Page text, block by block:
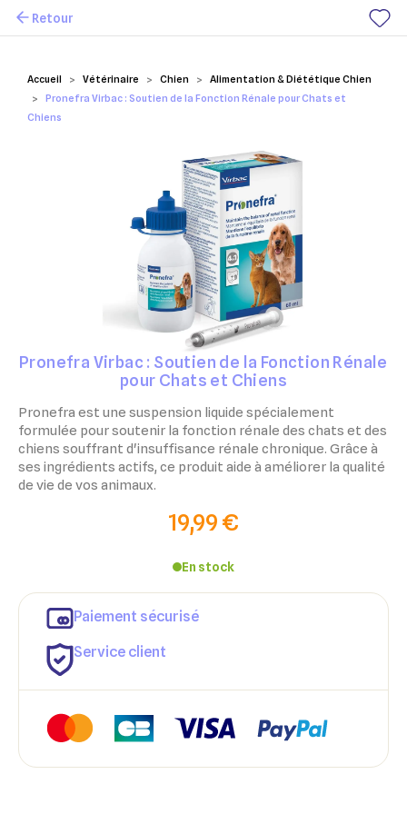
Mes favoris
Accueil Vétérinaire Chien
Alimentation & Diététique Chien
Pronefra Virbac : Soutien de la Fonction Rénale pour Chats et
Chiens
Retour
Pronefra Virbac : Soutien de la Fonction Rénale
pour Chats et Chiens
Pronefra est une suspension liquide spécialement
formulée pour soutenir la fonction rénale des chats et des
chiens souffrant d'insuffisance rénale chronique. Grâce à
ses ingrédients actifs, ce produit aide à améliorer la qualité
de vie de vos animaux.
19,99 €
En stock
Paiement sécurisé
Service client
×